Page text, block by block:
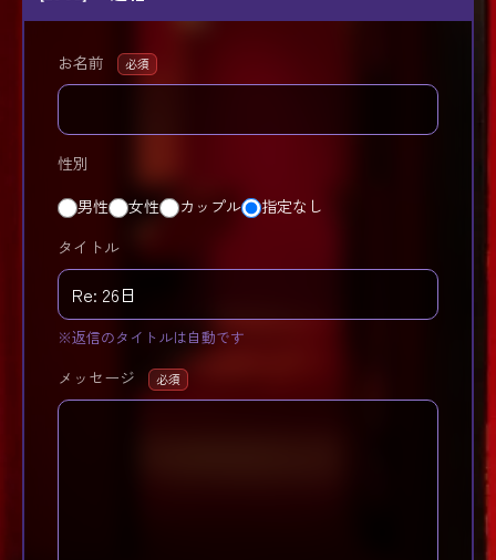
お名前 必須
性別
男性 女性 カップル 指定なし
タイトル
※返信のタイトルは自動です
メッセージ 必須